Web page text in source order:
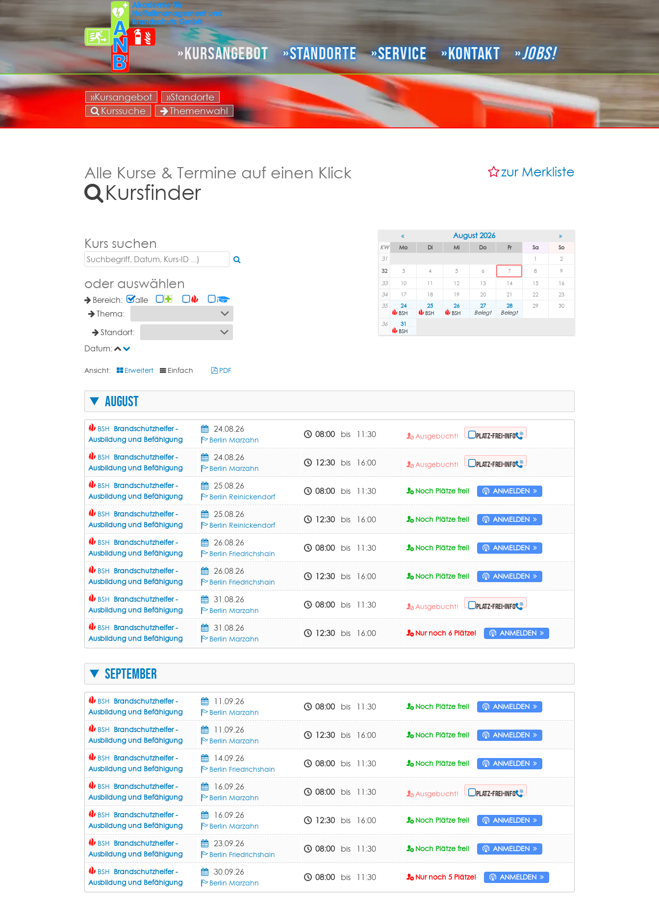
Kursangebot Standorte Service Kontakt Jobs!
»Kursangebot
»Standorte
Kurssuche
Themenwahl
zur Merkliste
Alle Kurse & Termine auf einen Klick
Kursfinder
August 2026
KW Mo Di Mi Do Fr Sa
So
31
1
2
32
3 4 5 6 7 8
9
33
10 11 12 13 14 15
16
34
17 18 19 20 21 22
23
35
24
BSH
25
BSH
26
BSH
27
Belegt
28
Belegt
29 30
36
31
BSH
Kurs suchen
oder auswählen
Bereich:
alle
Thema:
Standort:
Datum:
Ansicht: Erweitert Einfach PDF
August
BSH Brandschutzhelfer -
Ausbildung und Befähigung
24.08.26
Berlin Marzahn
08:00 bis 11:30 Ausgebucht! Platz-frei-Info
BSH Brandschutzhelfer -
Ausbildung und Befähigung
24.08.26
Berlin Marzahn
12:30 bis 16:00 Ausgebucht! Platz-frei-Info
BSH Brandschutzhelfer -
Ausbildung und Befähigung
25.08.26
Berlin Reinickendorf
08:00 bis 11:30 Noch Plätze frei! ANMELDEN
BSH Brandschutzhelfer -
Ausbildung und Befähigung
25.08.26
Berlin Reinickendorf
12:30 bis 16:00 Noch Plätze frei! ANMELDEN
BSH Brandschutzhelfer -
Ausbildung und Befähigung
26.08.26
Berlin Friedrichshain
08:00 bis 11:30 Noch Plätze frei! ANMELDEN
BSH Brandschutzhelfer -
Ausbildung und Befähigung
26.08.26
Berlin Friedrichshain
12:30 bis 16:00 Noch Plätze frei! ANMELDEN
BSH Brandschutzhelfer -
Ausbildung und Befähigung
31.08.26
Berlin Marzahn
08:00 bis 11:30 Ausgebucht! Platz-frei-Info
BSH Brandschutzhelfer -
Ausbildung und Befähigung
31.08.26
Berlin Marzahn
12:30 bis 16:00 Nur noch 6 Plätze! ANMELDEN
September
BSH Brandschutzhelfer -
Ausbildung und Befähigung
11.09.26
Berlin Marzahn
08:00 bis 11:30 Noch Plätze frei! ANMELDEN
BSH Brandschutzhelfer -
Ausbildung und Befähigung
11.09.26
Berlin Marzahn
12:30 bis 16:00 Noch Plätze frei! ANMELDEN
BSH Brandschutzhelfer -
Ausbildung und Befähigung
14.09.26
Berlin Friedrichshain
08:00 bis 11:30 Noch Plätze frei! ANMELDEN
BSH Brandschutzhelfer -
Ausbildung und Befähigung
16.09.26
Berlin Marzahn
08:00 bis 11:30 Ausgebucht! Platz-frei-Info
BSH Brandschutzhelfer -
Ausbildung und Befähigung
16.09.26
Berlin Marzahn
12:30 bis 16:00 Noch Plätze frei! ANMELDEN
BSH Brandschutzhelfer -
Ausbildung und Befähigung
23.09.26
Berlin Friedrichshain
08:00 bis 11:30 Noch Plätze frei! ANMELDEN
BSH Brandschutzhelfer -
Ausbildung und Befähigung
30.09.26
Berlin Marzahn
08:00 bis 11:30 Nur noch 5 Plätze! ANMELDEN